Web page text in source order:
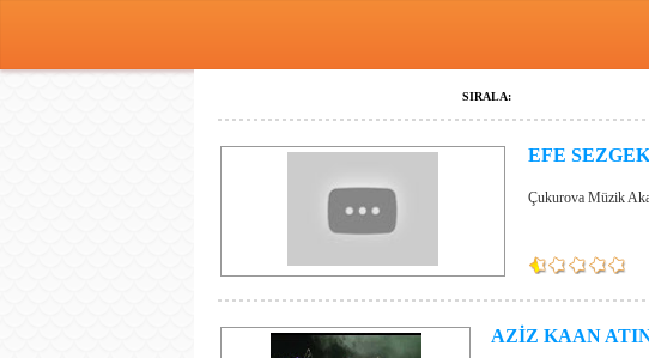
SIRALA:
EFE
Çukurova Müzik
AZİZ KAAN